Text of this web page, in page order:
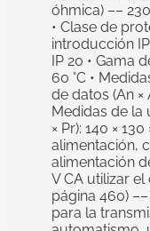
óhmica) ––
• Clase de
introducción
IP 20 • Gama
60 °C •
de datos (An ×
Medidas de la
× Pr): 140 ×
alimentación,
alimentación
V CA utilizar
página 460)
para la